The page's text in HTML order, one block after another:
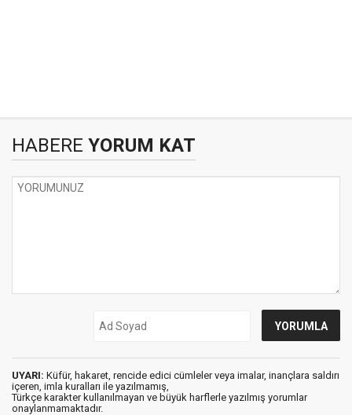
HABERE YORUM KAT
UYARI: Küfür, hakaret, rencide edici cümleler veya imalar, inançlara saldırı
içeren, imla kuralları ile yazılmamış,
Türkçe karakter kullanılmayan ve büyük harflerle yazılmış yorumlar
onaylanmamaktadır.